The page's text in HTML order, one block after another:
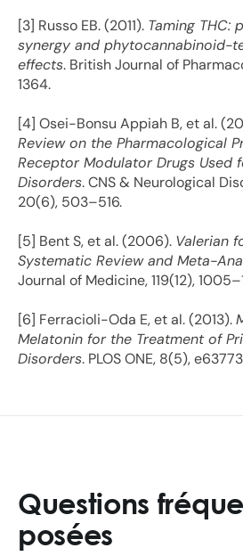
[3] Russo EB. (2011). Taming THC:
synergy and phytocannabinoid-
effects. British Journal of
1364.
[4] Osei-Bonsu Appiah B, et al.
Review on the Pharmacological
Receptor Modulator Drugs Used
Disorders. CNS & Neurological
20(6), 503–516.
[5] Bent S, et al. (2006). Valerian
Systematic Review and Meta-
Journal of Medicine, 119(12),
[6] Ferracioli-Oda E, et al. (2013).
Melatonin for the Treatment of
Disorders. PLOS ONE, 8(5),
Questions
posées